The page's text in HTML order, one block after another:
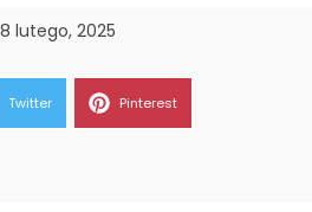
lutego, 2025
Share
on
Twitter Share
on
Pinterest